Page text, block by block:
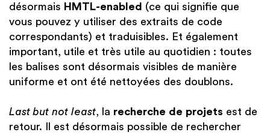
désormais HMTL-enabled (ce qui signifie que
vous pouvez y utiliser des extraits de code
correspondants) et traduisibles. Et également
important, utile et très utile au quotidien : toutes
les balises sont désormais visibles de manière
uniforme et ont été nettoyées des doublons.
Last but not least, la recherche de projets est de
retour. Il est désormais possible de rechercher